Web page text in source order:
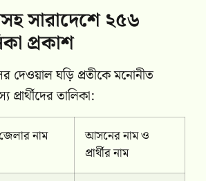
সারাদেশে ২৫৬
প্রকাশ
দেওয়াল ঘড়ি প্রতীকে মনোনীত
তালিকা:
জেলার নাম
আসনের নাম ও
প্রার্থীর নাম